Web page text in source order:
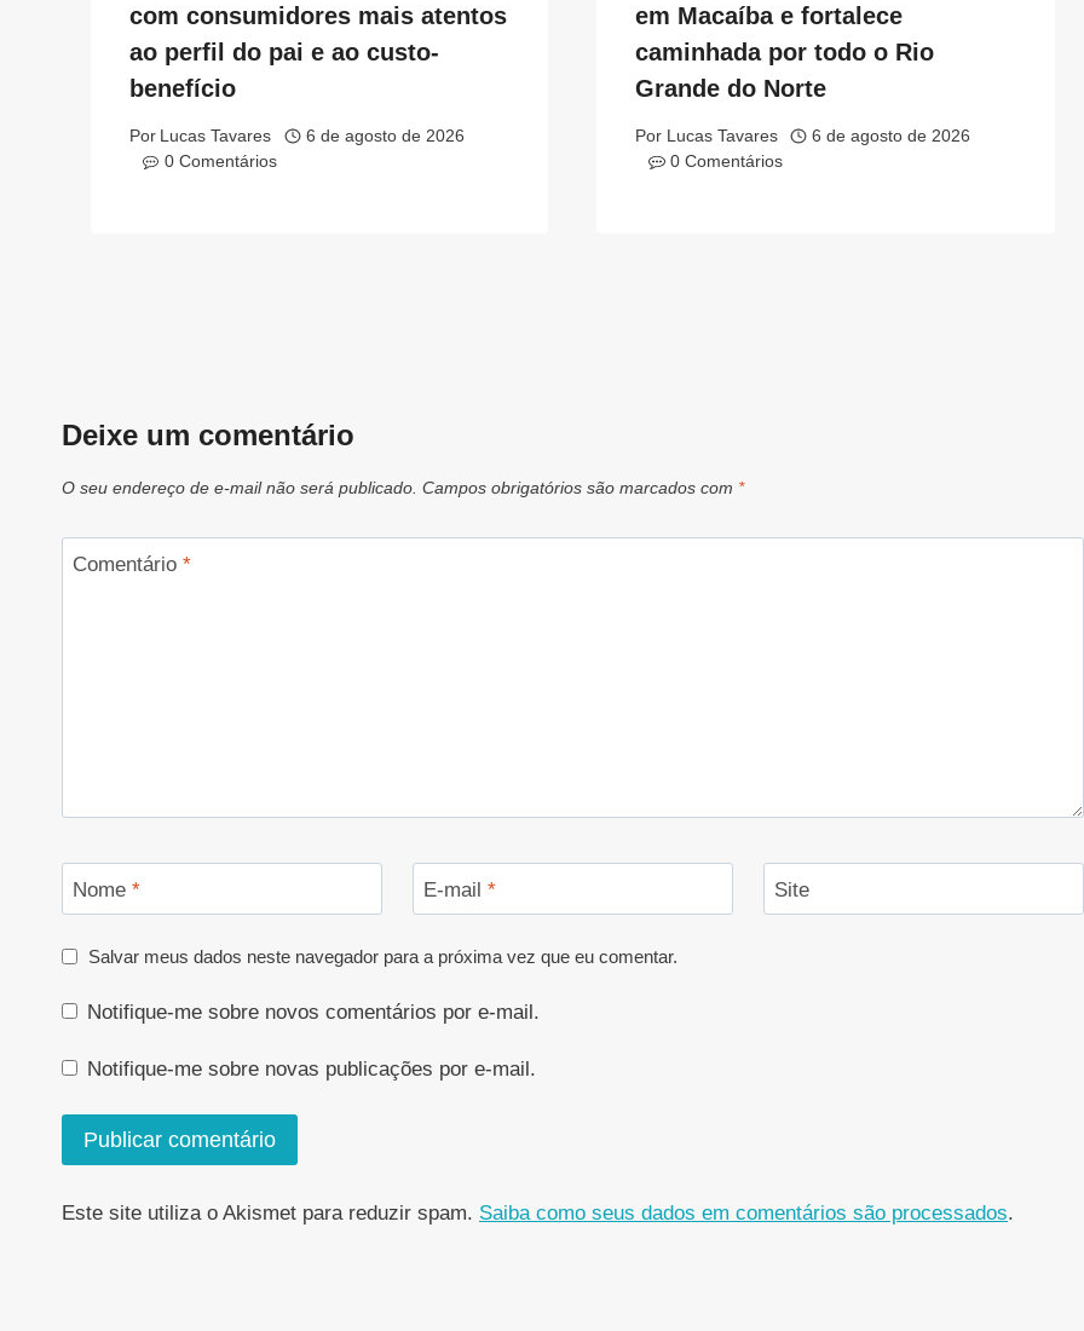
com consumidores mais atentos
ao perfil do pai e ao custo-
benefício
Por Lucas Tavares
6 de agosto de 2026
0 Comentários
em Macaíba e fortalece
caminhada por todo o Rio
Grande do Norte
Por Lucas Tavares
6 de agosto de 2026
0 Comentários
Deixe um comentário
O seu endereço de e-mail não será publicado. Campos obrigatórios são marcados com *
Comentário *
Nome * E-mail * Site
Salvar meus dados neste navegador para a próxima vez que eu comentar.
Notifique-me sobre novos comentários por e-mail.
Notifique-me sobre novas publicações por e-mail.
Este site utiliza o Akismet para reduzir spam. Saiba como seus dados em comentários são processados.